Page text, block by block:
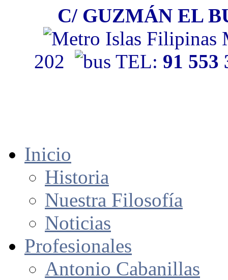
C/ GUZMÁN EL
202 TEL: 91
Inicio
Historia
Nuestra Filosofía
Noticias
Profesionales
Antonio Cabanillas